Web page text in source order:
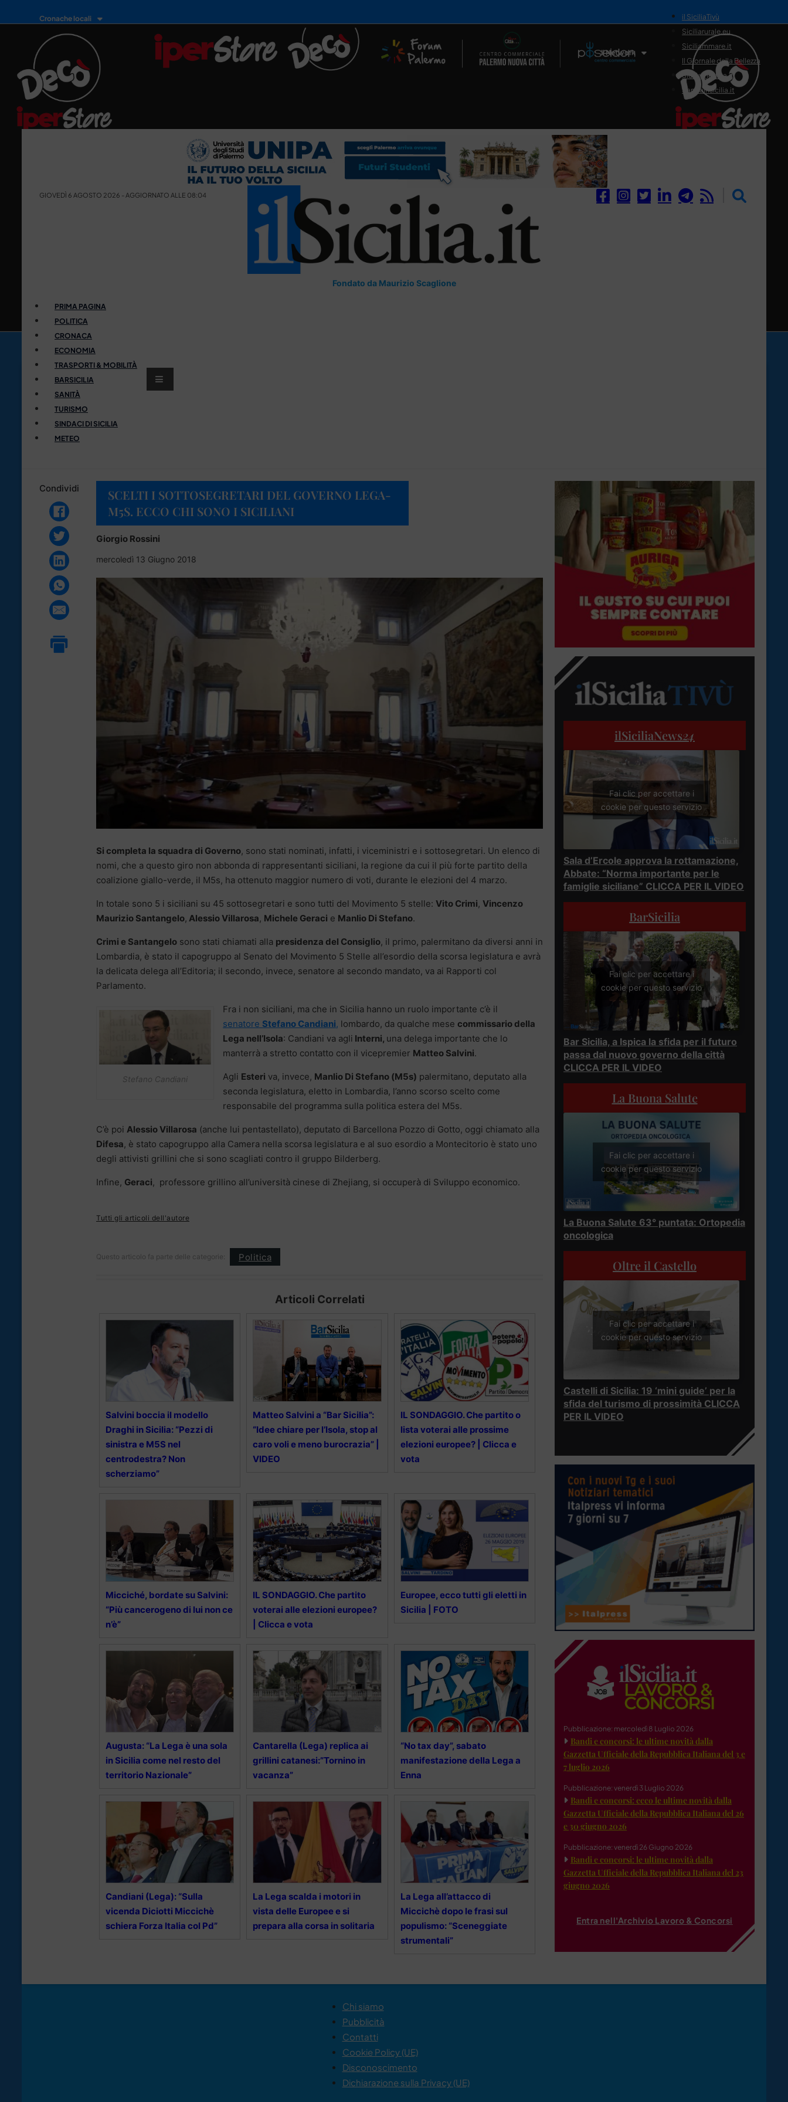
Cronache locali
Il Network
il SiciliaTivù
Siciliarurale.eu
Siciliammare.it
Il Giornale della Bellezza
Siciliamedica.it
Sanitainsicilia.it
GIOVEDÌ 6 AGOSTO 2026 - AGGIORNATO ALLE 08:04
Fondato da Maurizio Scaglione
PRIMA PAGINA
POLITICA
CRONACA
ECONOMIA
TRASPORTI & MOBILITÀ
BARSICILIA
SANITÀ
TURISMO
SINDACI DI SICILIA
METEO
Condividi
SCELTI I SOTTOSEGRETARI DEL GOVERNO LEGA-
M5S. ECCO CHI SONO I SICILIANI
Giorgio Rossini
mercoledì 13 Giugno 2018
Si completa la squadra di Governo, sono stati nominati, infatti, i viceministri e i sottosegretari. Un elenco di
nomi, che a questo giro non abbonda di rappresentanti siciliani, la regione da cui il più forte partito della
coalizione giallo-verde, il M5s, ha ottenuto maggior numero di voti, durante le elezioni del 4 marzo.
In totale sono 5 i siciliani su 45 sottosegretari e sono tutti del Movimento 5 stelle: Vito Crimi, Vincenzo
Maurizio Santangelo, Alessio Villarosa, Michele Geraci e Manlio Di Stefano.
Crimi e Santangelo sono stati chiamati alla presidenza del Consiglio, il primo, palermitano da diversi anni in
Lombardia, è stato il capogruppo al Senato del Movimento 5 Stelle all’esordio della scorsa legislatura e avrà
la delicata delega all’Editoria; il secondo, invece, senatore al secondo mandato, va ai Rapporti col
Parlamento.
Stefano Candiani
Fra i non siciliani, ma che in Sicilia hanno un ruolo importante c’è il
senatore Stefano Candiani, lombardo, da qualche mese commissario della
Lega nell’Isola: Candiani va agli Interni, una delega importante che lo
manterrà a stretto contatto con il vicepremier Matteo Salvini.
Agli Esteri va, invece, Manlio Di Stefano (M5s) palermitano, deputato alla
seconda legislatura, eletto in Lombardia, l’anno scorso scelto come
responsabile del programma sulla politica estera del M5s.
C’è poi Alessio Villarosa (anche lui pentastellato), deputato di Barcellona Pozzo di Gotto, oggi chiamato alla
Difesa, è stato capogruppo alla Camera nella scorsa legislatura e al suo esordio a Montecitorio è stato uno
degli attivisti grillini che si sono scagliati contro il gruppo Bilderberg.
Infine, Geraci, professore grillino all’università cinese di Zhejiang, si occuperà di Sviluppo economico.
Tutti gli articoli dell'autore
Questo articolo fa parte delle categorie: Politica
Articoli Correlati
Salvini boccia il modello
Draghi in Sicilia: “Pezzi di
sinistra e M5S nel
centrodestra? Non
scherziamo”
Matteo Salvini a “Bar Sicilia”:
“Idee chiare per l’Isola, stop al
caro voli e meno burocrazia” |
VIDEO
IL SONDAGGIO. Che partito o
lista voterai alle prossime
elezioni europee? | Clicca e
vota
Micciché, bordate su Salvini:
“Più cancerogeno di lui non ce
n’è”
IL SONDAGGIO. Che partito
voterai alle elezioni europee?
| Clicca e vota
Europee, ecco tutti gli eletti in
Sicilia | FOTO
Augusta: “La Lega è una sola
in Sicilia come nel resto del
territorio Nazionale”
Cantarella (Lega) replica ai
grillini catanesi:”Tornino in
vacanza”
“No tax day”, sabato
manifestazione della Lega a
Enna
Candiani (Lega): “Sulla
vicenda Diciotti Miccichè
schiera Forza Italia col Pd”
La Lega scalda i motori in
vista delle Europee e si
prepara alla corsa in solitaria
La Lega all’attacco di
Miccichè dopo le frasi sul
populismo: “Sceneggiate
strumentali”
ilSiciliaNews24
Fai clic per accettare i
cookie per questo servizio
Sala d’Ercole approva la rottamazione,
Abbate: “Norma importante per le
famiglie siciliane” CLICCA PER IL VIDEO
BarSicilia
Fai clic per accettare i
cookie per questo servizio
Bar Sicilia, a Ispica la sfida per il futuro
passa dal nuovo governo della città
CLICCA PER IL VIDEO
La Buona Salute
Fai clic per accettare i
cookie per questo servizio
La Buona Salute 63° puntata: Ortopedia
oncologica
Oltre il Castello
Fai clic per accettare i
cookie per questo servizio
Castelli di Sicilia: 19 ‘mini guide’ per la
sfida del turismo di prossimità CLICCA
PER IL VIDEO
Pubblicazione: mercoledì 8 Luglio 2026
Bandi e concorsi: le ultime novità dalla
Gazzetta Ufficiale della Repubblica Italiana del 3 e
7 luglio 2026
Pubblicazione: venerdì 3 Luglio 2026
Bandi e concorsi: ecco le ultime novità dalla
Gazzetta Ufficiale della Repubblica Italiana del 26
e 30 giugno 2026
Pubblicazione: venerdì 26 Giugno 2026
Bandi e concorsi: le ultime novità dalla
Gazzetta Ufficiale della Repubblica Italiana del 23
giugno 2026
Entra nell'Archivio Lavoro & Concorsi
Chi siamo
Pubblicità
Contatti
Cookie Policy (UE)
Disconoscimento
Dichiarazione sulla Privacy (UE)